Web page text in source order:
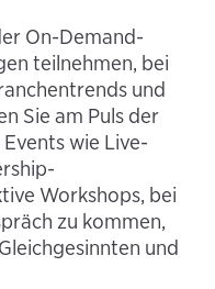
On-Demand-
teilnehmen, bei
und
Sie am Puls der
wie Live-
Workshops, bei
zu kommen,
und